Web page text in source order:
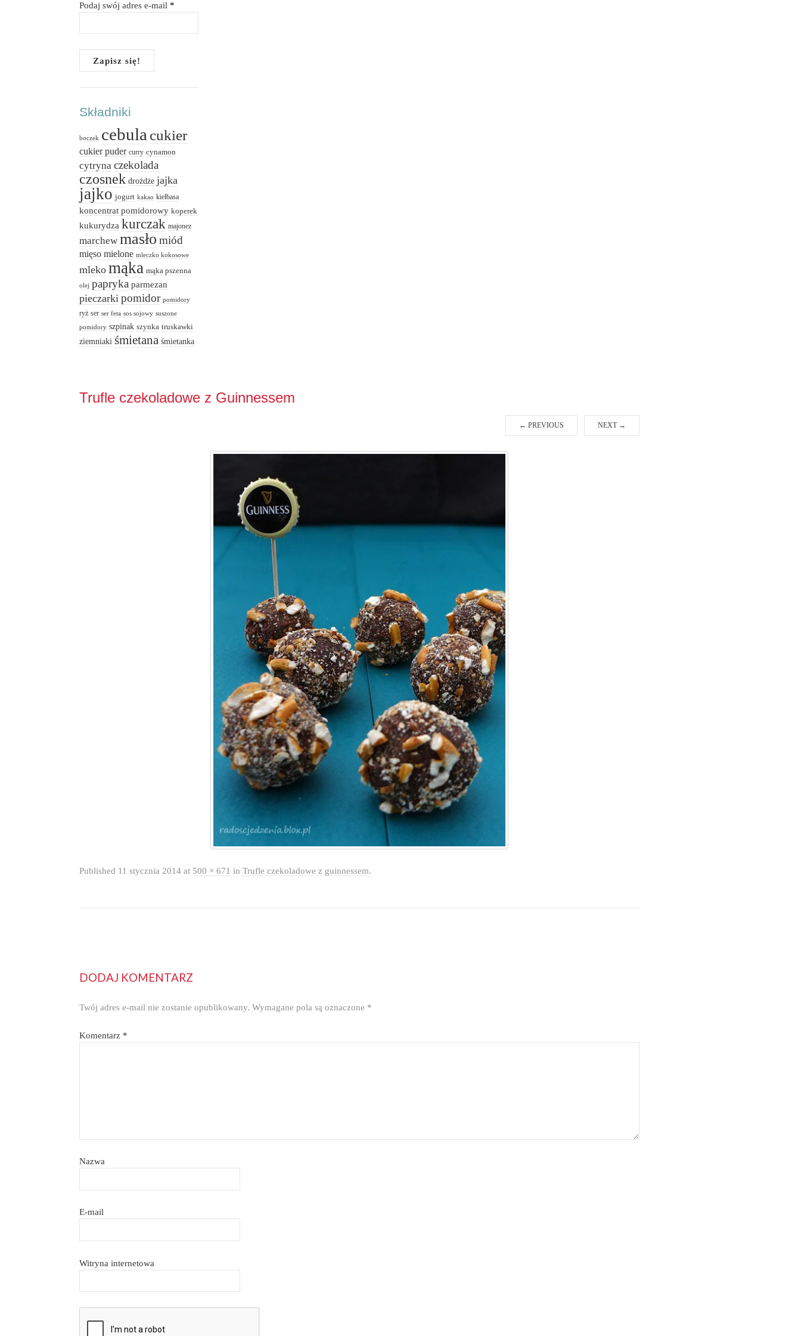
Podaj swój adres e-mail*
Składniki
boczek cebula cukier
cukier puder curry cynamon
cytryna czekolada
czosnek drożdże jajka
jajko jogurt kakao kiełbasa
koncentrat pomidorowy koperek
kukurydza kurczak majonez
marchew masło miód
mięso mielone mleczko kokosowe
mleko mąka mąka pszenna
olej papryka parmezan
pieczarki pomidor pomidory
ryż ser ser feta sos sojowy suszone
pomidory szpinak szynka truskawki
ziemniaki śmietana śmietanka
Trufle czekoladowe z Guinnessem
← PREVIOUS NEXT →
Published 11 stycznia 2014 at 500 × 671 inTrufle czekoladowe z guinnessem.
DODAJ KOMENTARZ
Twój adres e-mail nie zostanie opublikowany. Wymagane pola są oznaczone *
Komentarz *
Nazwa
E-mail
Witryna internetowa